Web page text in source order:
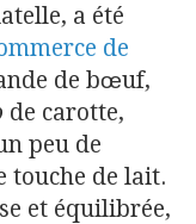
a été
de
de bœuf,
de carotte,
peu de
touche de lait.
et équilibrée,